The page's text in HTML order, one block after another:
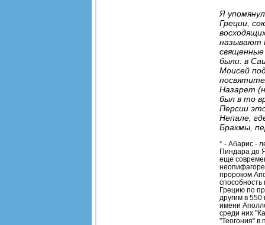
Я
Греции,
называют
были: в
Моисей
Назарет
был в то
Персии
Непале,
Брахмы,
* - Абарис -
Пиндара до
еще
пророком
способность
Грецию по
другим в
имени
среди них
"Теогония" в